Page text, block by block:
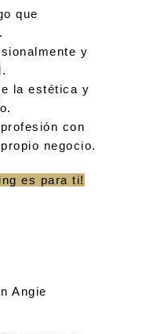
que
y
la estética y
con
negocio.
es para ti!
Angie